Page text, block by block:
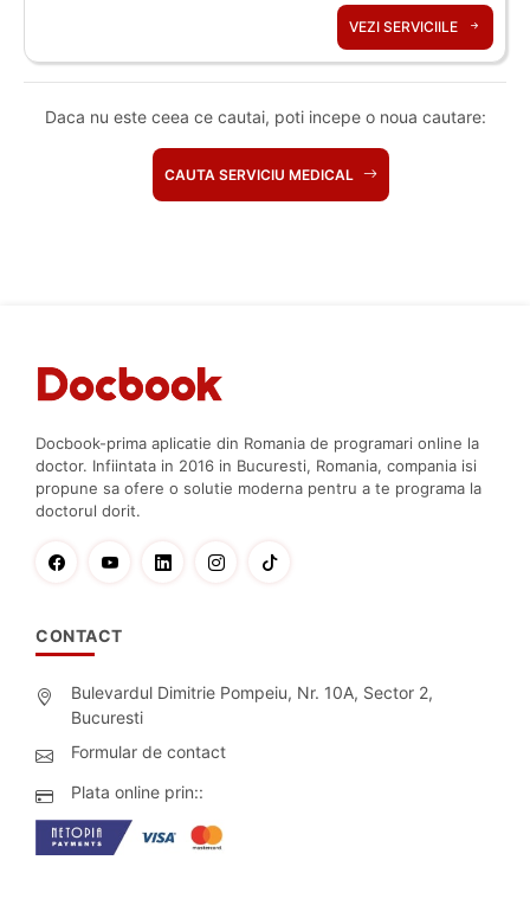
VEZI SERVICIILE
Daca nu este ceea ce cautai, poti incepe o noua cautare:
CAUTA SERVICIU MEDICAL
Docbook-prima aplicatie din Romania de programari online la
doctor. Infiintata in 2016 in Bucuresti, Romania, compania isi
propune sa ofere o solutie moderna pentru a te programa la
doctorul dorit.
CONTACT
Bulevardul Dimitrie Pompeiu, Nr. 10A, Sector 2,
Bucuresti
Formular de contact
Plata online prin::